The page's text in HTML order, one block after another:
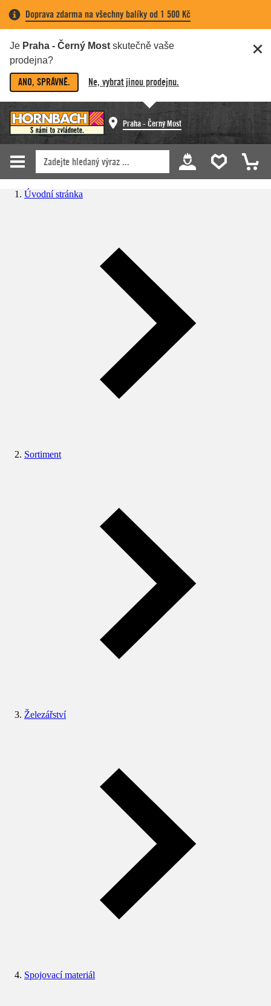
Doprava zdarma na všechny balíky od 1 500 Kč
Je Praha - Černý Most skutečně vaše
prodejna?
ANO, SPRÁVNĚ. Ne, vybrat jinou prodejnu.
Praha - Černý Most
Úvodní stránka
Sortiment
Železářství
Spojovací materiál